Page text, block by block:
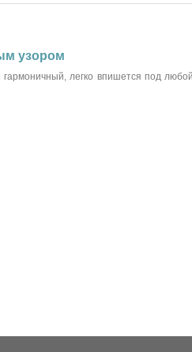
узором
легко впишется под